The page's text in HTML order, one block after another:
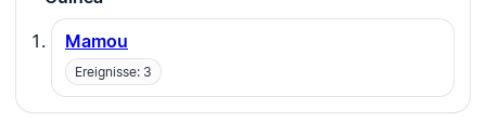
Mamou
Ereignisse: 3